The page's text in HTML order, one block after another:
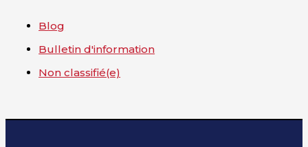
Blog
Bulletin d'information
Non classifié(e)